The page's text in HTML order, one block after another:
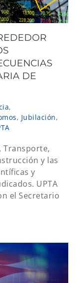
DE
,
, Jubilación,
Transporte,
y las
y
UPTA
el Secretario